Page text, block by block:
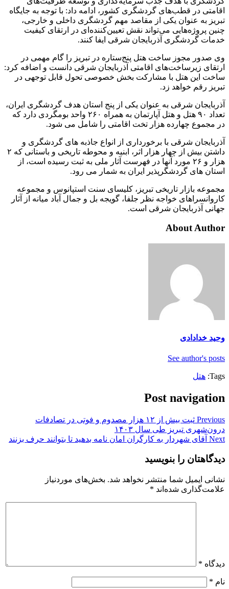
اقامتی در قطب‌های گردشگری کشور، ادامه داد: با توجه به جایگاه
تبریز به عنوان یکی از مقاصد مهم گردشگری داخلی و خارجی،
چنین پروژه‌هایی می‌تواند نقش تعیین‌کننده‌ای در ارتقای کیفیت
خدمات گردشگری آذربایجان شرقی ایفا کنند.
وی صدور مجوز ساخت هتل پنج‌ستاره در تبریز را گام مهمی در
ارتقای زیرساخت‌های اقامتی آذربایجان شرقی دانست و اضافه کرد:
ساخت این هتل با مشارکت بخش خصوصی تحول قابل توجهی در
تبریز رقم خواهد زد.
آذربایجان شرقی به عنوان یکی از پنج استان هدف گردشگری ایران،
تعداد ۹۰ هتل و هتل آپارتمان به همراه ۲۶۰ واحد بومگردی دارد که
در مجموع چهارده هزار تخت اقامتی را شامل می شود.
آذربایجان شرقی با برخورداری از انواع جاذبه های گردشگری و
داشتن بیش از چهار هزار اثر، ابنیه و محوطه تاریخی و باستانی که ۲
هزار و ۲۶ مورد آنها در فهرست آثار ملی به ثبت رسیده است، از
استان های گردشگرپذیر ایران به شمار می رود.
مجموعه بازار تاریخی تبریز، کلیسای سنت استپانوس و مجموعه
کاروانسراهای خواجه نظر جلفا، گویجه بل و جمال آباد میانه از آثار
جهانی آذربایجان شرقی است.
About Author
وحید خدادادی
See author's posts
Tags: هتل
Post navigation
Previous
ثبت بیش از ۱۲ هزار مصدوم و فوتی در تصادفات
درون‌شهری تبریز طی سال ۱۴۰۳
Next آقای شهردار به کارگران امان ‌نامه بدهید تا بتوانند حرف بزنند
دیدگاهتان را بنویسید
نشانی ایمیل شما منتشر نخواهد شد. بخش‌های موردنیاز
علامت‌گذاری شده‌اند *
دیدگاه *
نام *